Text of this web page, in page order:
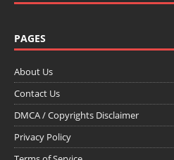
PAGES
About Us
Contact Us
DMCA / Copyrights Disclaimer
Privacy Policy